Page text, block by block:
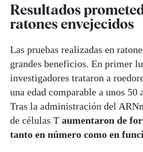
Resultados
ratones envejecidos
Las pruebas realizadas en
grandes beneficios. En primer
investigadores trataron a
una edad comparable a unos 50
Tras la administración del
de células T aumentaron de
tanto en número como en